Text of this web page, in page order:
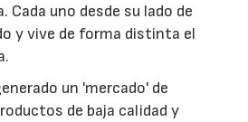
Cada uno desde su lado de
y vive de forma distinta el
un 'mercado' de
de baja calidad y